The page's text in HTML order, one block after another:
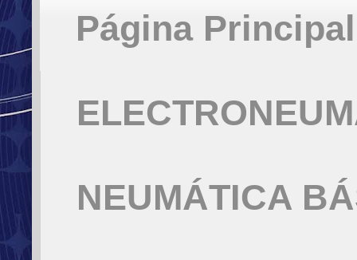
Página Principal
NEUMÁTICA